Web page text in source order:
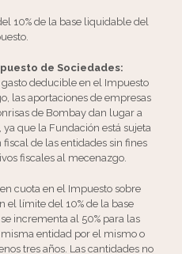
10% de la base liquidable del
de Sociedades:
gasto deducible en el Impuesto
las aportaciones de empresas
de Bombay dan lugar a
que la Fundación está sujeta
de las entidades sin fines
fiscales al mecenazgo.
cuota en el Impuesto sobre
el límite del 10% de la base
incrementa al 50% para las
entidad por el mismo o
tres años. Las cantidades no